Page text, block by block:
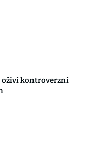
oživí kontroverzní